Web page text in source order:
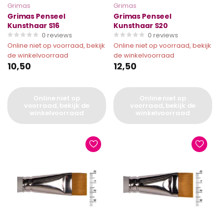
Grimas
Grimas Penseel
Kunsthaar S16
0 reviews
Online niet op voorraad, bekijk
de winkelvoorraad
10,50
Online niet op
voorraad, bekijk de
winkelvoorraad
Grimas
Grimas Penseel
Kunsthaar S20
0 reviews
Online niet op voorraad, bekijk
de winkelvoorraad
12,50
Online niet op
voorraad, bekijk de
winkelvoorraad